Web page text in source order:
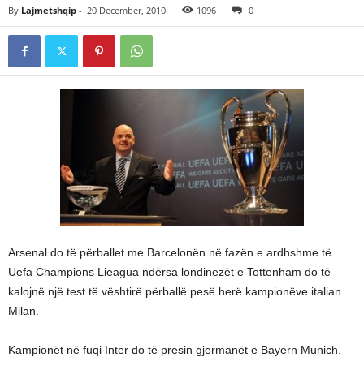
By Lajmetshqip - 20 December, 2010 1096 0
Arsenal do të përballet me Barcelonën në fazën e ardhshme të
Uefa Champions Lieagua ndërsa londinezët e Tottenham do të
kalojnë një test të vështirë përballë pesë herë kampionëve italian
Milan.
Kampionët në fuqi Inter do të presin gjermanët e Bayern Munich.